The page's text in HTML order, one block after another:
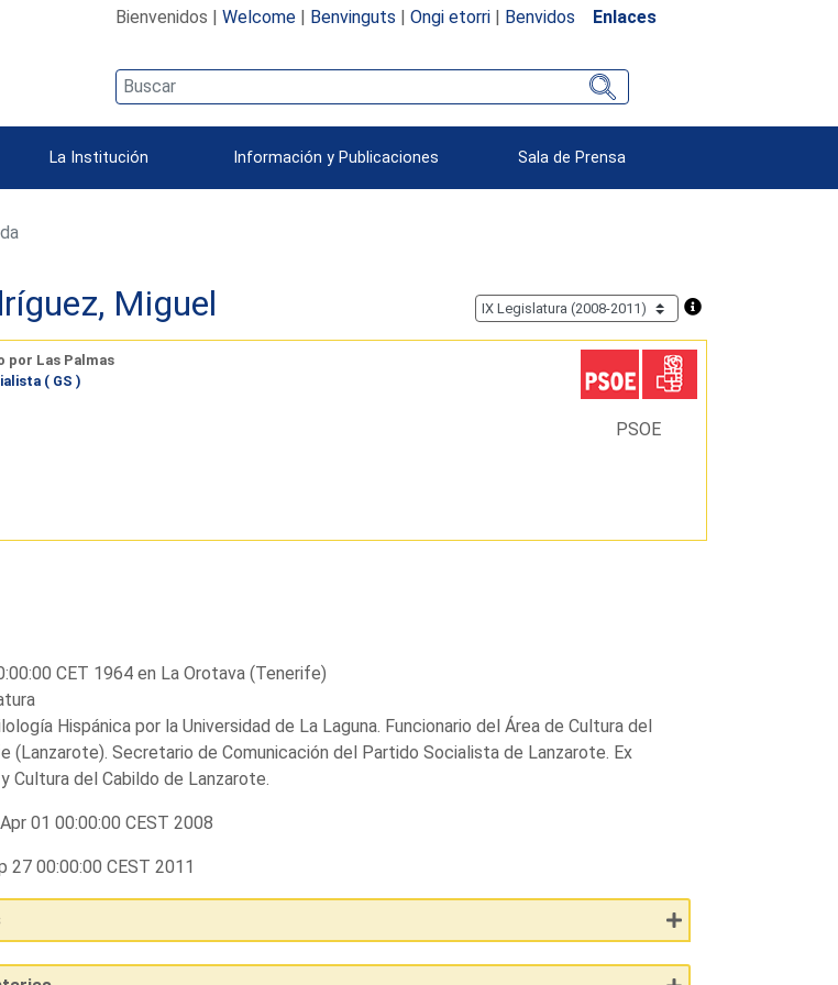
Bienvenidos | Welcome| Benvinguts | Ongi etorri| Benvidos Enlaces
La Institución Información y Publicaciones Sala de Prensa
Miguel
por Las Palmas
( GS )
PSOE
CET 1964 en La Orotava (Tenerife)
Hispánica por la Universidad de La Laguna. Funcionario del Área de Cultura del
(Lanzarote). Secretario de Comunicación del Partido Socialista de Lanzarote. Ex
Cultura del Cabildo de Lanzarote.
01 00:00:00 CEST 2008
27 00:00:00 CEST 2011